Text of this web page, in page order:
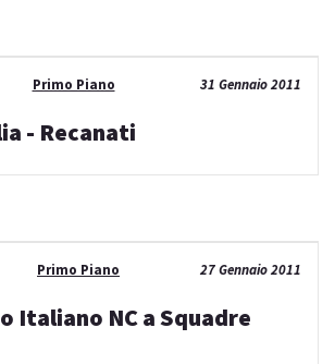
31 Gennaio 2011
Primo Piano
- Recanati
27 Gennaio 2011
Primo Piano
Italiano NC a Squadre